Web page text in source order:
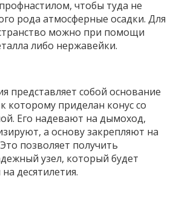
чтобы туда не
рода атмосферные осадки. Для
можно при помощи
либо нержавейки.
представляет собой основание
которому приделан конус со
Его надевают на дымоход,
а основу закрепляют на
позволяет получить
узел, который будет
десятилетия.